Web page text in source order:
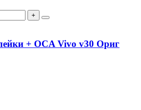
+
+ OCA Vivo v30 Ориг